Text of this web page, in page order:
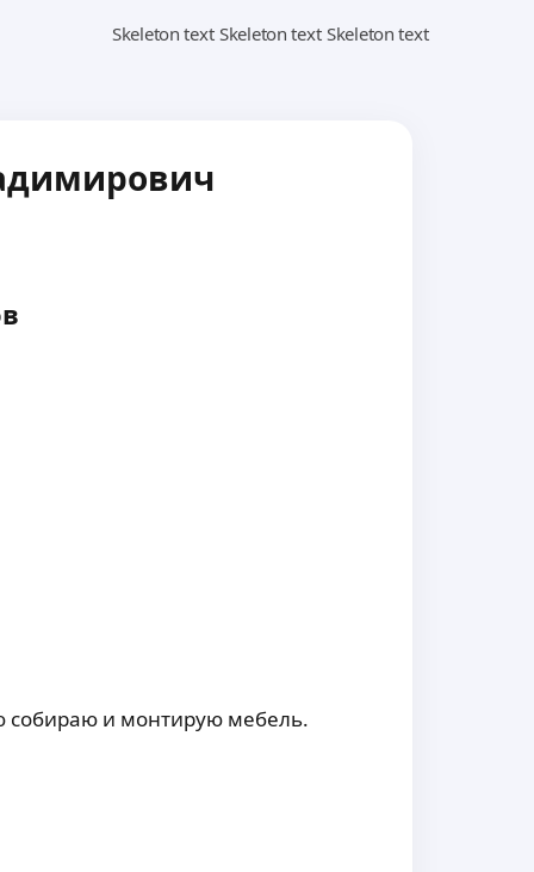
собираю и монтирую мебель.